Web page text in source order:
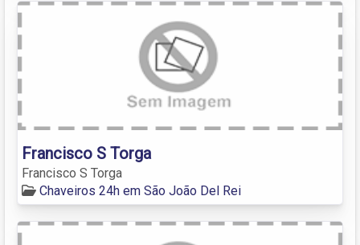
Francisco S Torga
Francisco S Torga
Chaveiros 24h em São João Del Rei